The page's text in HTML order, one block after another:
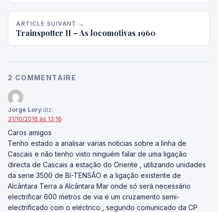
ARTICLE SUIVANT →
Trainspotter II – As locomotivas 1960
2 COMMENTAIRE
Jorge Lory diz:
31/10/2016 às 13:16
Caros amigos
Tenho estado a analisar varias noticias sobre a linha de
Cascais e não tenho visto ninguém falar de uma ligação
directa de Cascais a estação do Oriente , utilizando unidades
da serie 3500 de BI-TENSÃO e a ligação existente de
Alcântara Terra a Alcântara Mar onde só será necessário
electrificar 600 metros de via e um cruzamento semi-
electrificado com o eléctrico , segundo comunicado da CP